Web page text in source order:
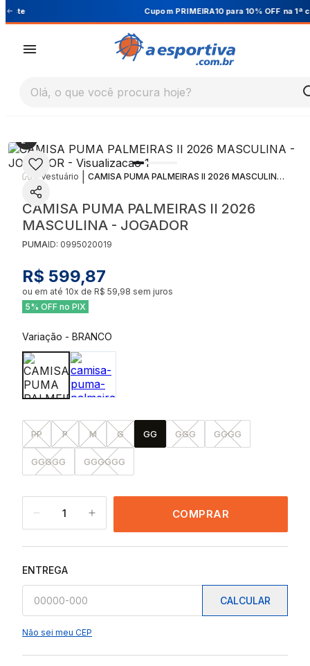
Cupom PRIMEIRA10 para 10% OFF na 1ª compra
Olá, o que você procura hoje?
Vestuário CAMISA PUMA PALMEIRAS II 2026 MASCULINA - JOGADOR
CAMISA PUMA PALMEIRAS II 2026
MASCULINA - JOGADOR
PUMAID: 0995020019
R$ 599,87
ou em até 10x de R$ 59,98 sem juros
5% OFF no PIX
Variação - BRANCO
PP P M G GG GGG GGGG
GGGGG GGGGGG
1 COMPRAR
ENTREGA
CALCULAR
Não sei meu CEP